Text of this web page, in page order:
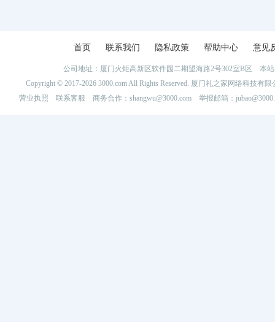
首页 联系我们 隐私政策 帮助中心 意见
公司地址：厦门火炬高新区软件园二期望海路2号302室B区 本
Copyright © 2017-2026 3000.com All Rights Reserved. 厦门礼之家网络科技
营业执照
联系客服 商务合作：shangwu@3000.com 举报邮箱：